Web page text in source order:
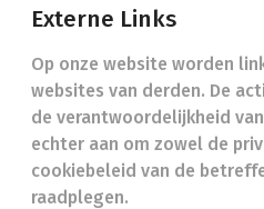
Externe Links
Op onze website worden
websites van derden. De
de verantwoordelijkheid
echter aan om zowel de
cookiebeleid van de
raadplegen.